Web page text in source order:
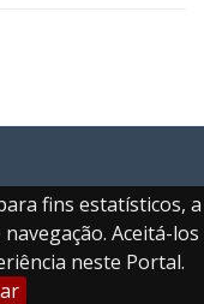
fins estatísticos, a
Aceitá-los
neste Portal.
e de Design